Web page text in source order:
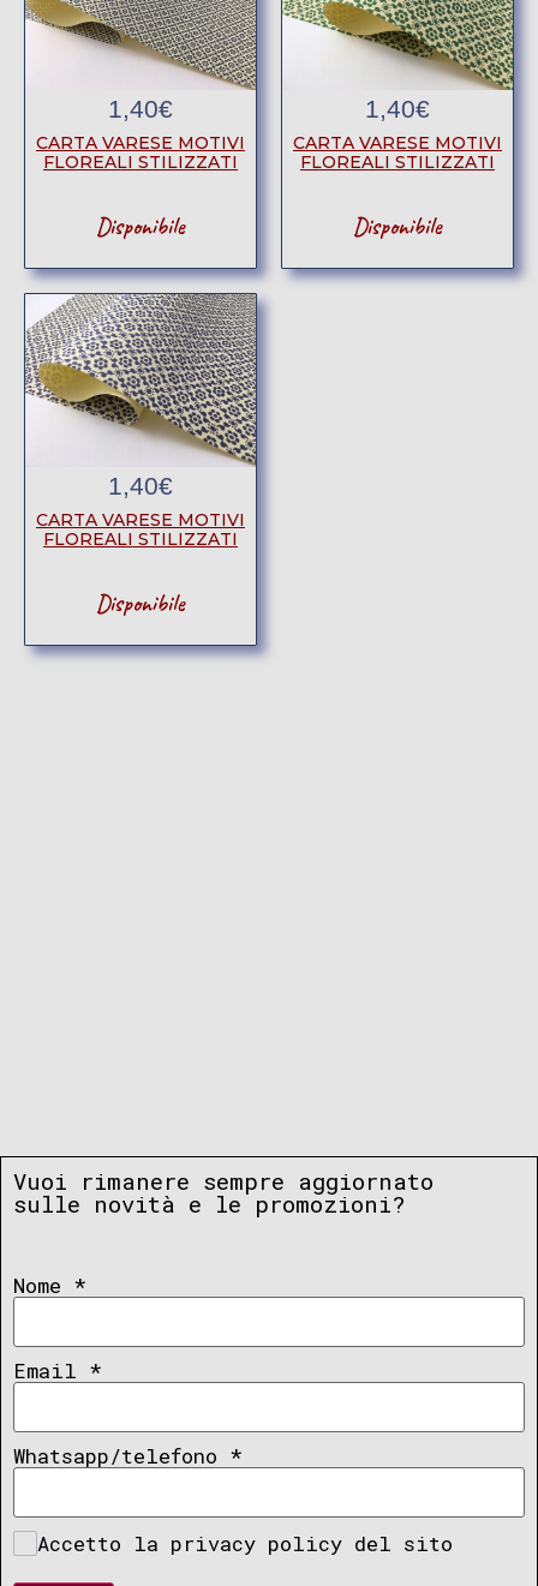
1,40€
CARTA VARESE MOTIVI
FLOREALI STILIZZATI
Disponibile
1,40€
CARTA VARESE MOTIVI
FLOREALI STILIZZATI
Disponibile
1,40€
CARTA VARESE MOTIVI
FLOREALI STILIZZATI
Disponibile
Vuoi rimanere sempre aggiornato
sulle novità e le promozioni?
Nome *
Email *
Whatsapp/telefono *
Accetto la privacy policy del sito